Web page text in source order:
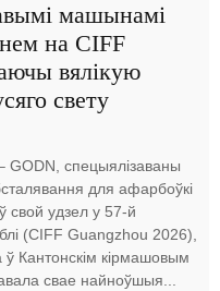
машынамі
на CIFF
вялікую
свету
GODN, спецыялізаваны
для афарбоўкі
свой удзел у 57-й
(CIFF Guangzhou 2026),
ў Кантонскім кірмашовым
свае найноўшыя...